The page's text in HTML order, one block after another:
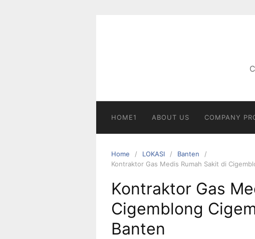
HOME1 ABOUT US COMPANY
Home LOKASI
Banten
Kontraktor Gas Medis Rumah Sakit di
Kontraktor Gas
Cigemblong
Banten